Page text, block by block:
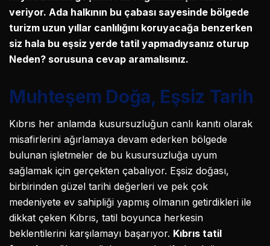
veriyor. Ada halkının bu çabası sayesinde bölgede
turizm uzun yıllar canlılığını koruyacağa benzerken
siz hala bu eşsiz yerde tatil yapmadıysanız oturup
Neden? sorusuna cevap aramalısınız.
Muhteşem Doğa, Eşsiz Tarih
Kıbrıs her anlamda kusursuzluğun canlı kanıtı olarak
misafirlerini ağırlamaya devam ederken bölgede
bulunan işletmeler de bu kusursuzluğa uyum
sağlamak için gerçekten çabalıyor. Eşsiz doğası,
birbirinden güzel tarihi değerleri ve pek çok
medeniyete ev sahipliği yapmış olmanın getirdikleri ile
dikkat çeken Kıbrıs, tatil boyunca herkesin
beklentilerini karşılamayı başarıyor. Kıbrıs tatil